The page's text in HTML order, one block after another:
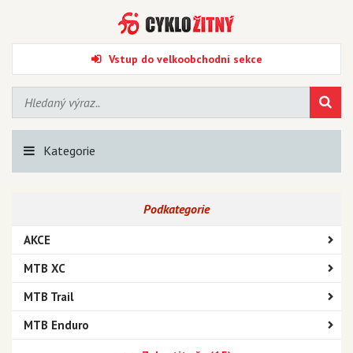
Vstup do velkoobchodní sekce
Kategorie
Podkategorie
AKCE
MTB XC
MTB Trail
MTB Enduro